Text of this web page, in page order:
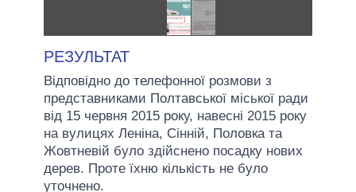
РЕЗУЛЬТАТ
Відповідно до телефонної розмови з
представниками Полтавської міської ради
від 15 червня 2015 року, навесні 2015 року
на вулицях Леніна, Сінній, Половка та
Жовтневій було здійснено посадку нових
дерев. Проте їхню кількість не було
уточнено.